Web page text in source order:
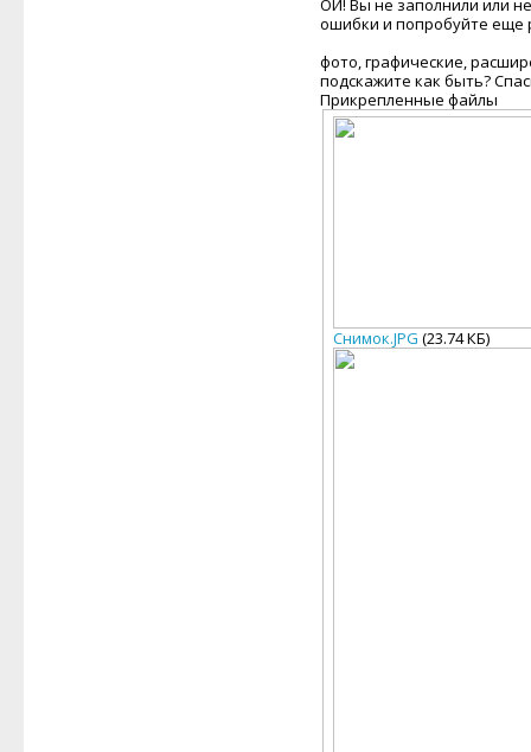
ОЙ! Вы не заполнили или
ошибки и попробуйте еще
фото, графические,
подскажите как быть?
Прикрепленные файлы
Снимок.JPG (23.74 КБ)